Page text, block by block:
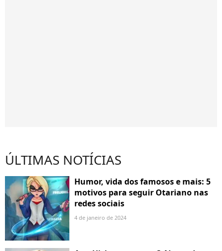
ÚLTIMAS NOTÍCIAS
Humor, vida dos famosos e mais: 5
motivos para seguir Otariano nas
redes sociais
4 de janeiro de 2024